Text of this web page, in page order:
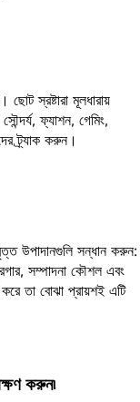
স্রষ্টারা মূলধারায়
ফ্যাশন, গেমিং,
ট্র্যাক করুন।
উপাদানগুলি সন্ধান করুন:
সম্পাদনা কৌশল এবং
তা বোঝা প্রায়শই এটি
করুন৷